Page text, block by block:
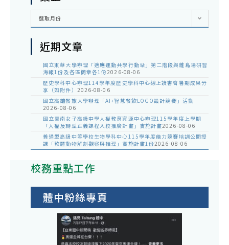
彙
選取月份
近期文章
國立東華大學辦理「適應運動共學行動站」第二階段與離島場研習
海報1份及各區簡章各1份2026-08-06
歷史學科中心辦理114學年度歷史學科中心線上讀書會暑期成果分
享（如附件） 2026-08-06
國立高雄餐旅大學辦理「AI+智慧餐飲LOGO設計競賽」活動
2026-08-06
國立臺南女子高級中學人權教育資源中心辦理115學年度上學期
「人權及轉型正義課程入校推廣計畫」實施計畫2026-08-06
普通型高級中等學校生物學科中心115學年度能力競賽培訓公開授
課「軟體動物解剖觀察與推理」實施計畫1份2026-08-06
校務重點工作
體中粉絲專頁